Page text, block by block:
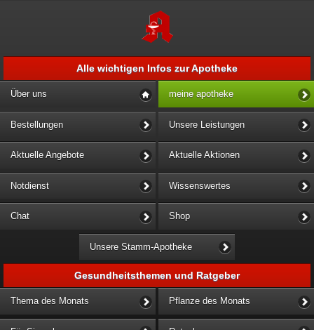
Alle wichtigen Infos zur Apotheke
Über uns meine apotheke
Bestellungen Unsere Leistungen
Aktuelle Angebote Aktuelle Aktionen
Notdienst Wissenswertes
Chat Shop
Unsere Stamm-Apotheke
Gesundheitsthemen und Ratgeber
Thema des Monats Pflanze des Monats